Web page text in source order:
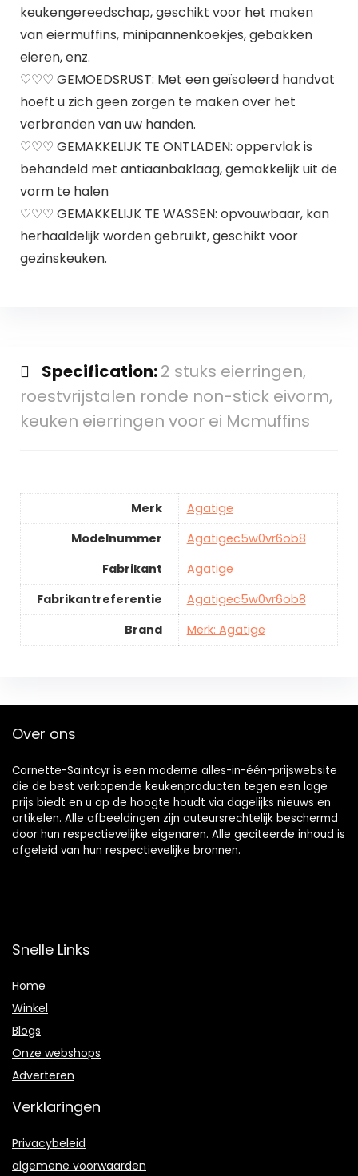
keukengereedschap, geschikt voor het maken
van eiermuffins, minipannenkoekjes, gebakken
eieren, enz.
♡♡♡ GEMOEDSRUST: Met een geïsoleerd handvat
hoeft u zich geen zorgen te maken over het
verbranden van uw handen.
♡♡♡ GEMAKKELIJK TE ONTLADEN: oppervlak is
behandeld met antiaanbaklaag, gemakkelijk uit de
vorm te halen
♡♡♡ GEMAKKELIJK TE WASSEN: opvouwbaar, kan
herhaaldelijk worden gebruikt, geschikt voor
gezinskeuken.
Specification:2 stuks eierringen,
roestvrijstalen ronde non-stick eivorm,
keuken eierringen voor ei Mcmuffins
Merk
Agatige
Modelnummer
Agatigec5w0vr6ob8
Fabrikant
Agatige
Fabrikantreferentie
Agatigec5w0vr6ob8
Brand
Merk: Agatige
Over ons
Cornette-Saintcyr is een moderne alles-in-één-prijswebsite
die de best verkopende keukenproducten tegen een lage
prijs biedt en u op de hoogte houdt via dagelijks nieuws en
artikelen. Alle afbeeldingen zijn auteursrechtelijk beschermd
door hun respectievelijke eigenaren. Alle geciteerde inhoud is
afgeleid van hun respectievelijke bronnen.
Snelle Links
Home
Winkel
Blogs
Onze webshops
Adverteren
Verklaringen
Privacybeleid
algemene voorwaarden